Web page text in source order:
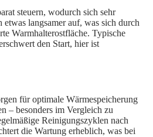
steuern, wodurch sich sehr
langsamer auf, was sich durch
Warmhalterostfläche. Typische
den Start, hier ist
für optimale Wärmespeicherung
– besonders im Vergleich zu
Reinigungszyklen nach
die Wartung erheblich, was bei